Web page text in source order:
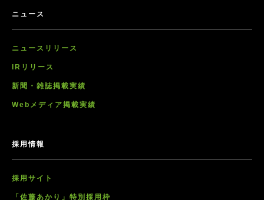
ニュース
ニュースリリース
IRリリース
新聞・雑誌掲載実績
Webメディア掲載実績
採用情報
採用サイト
「佐藤あかり」特別採用枠